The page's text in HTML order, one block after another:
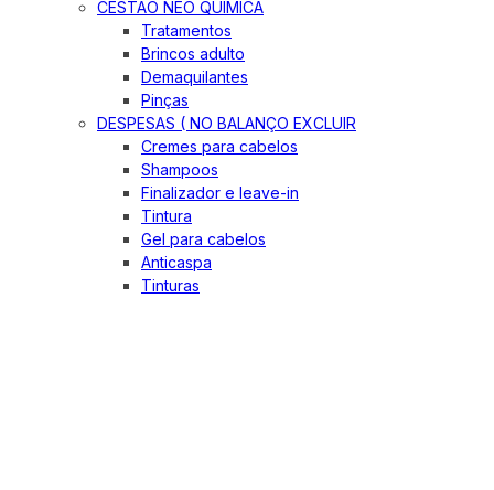
CESTÃO NEO QUIMICA
Tratamentos
Brincos adulto
Demaquilantes
Pinças
DESPESAS ( NO BALANÇO EXCLUIR
Cremes para cabelos
Shampoos
Finalizador e leave-in
Tintura
Gel para cabelos
Anticaspa
Tinturas